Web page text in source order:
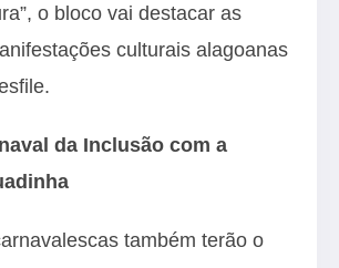
o bloco vai destacar as
culturais alagoanas
da Inclusão com a
também terão o